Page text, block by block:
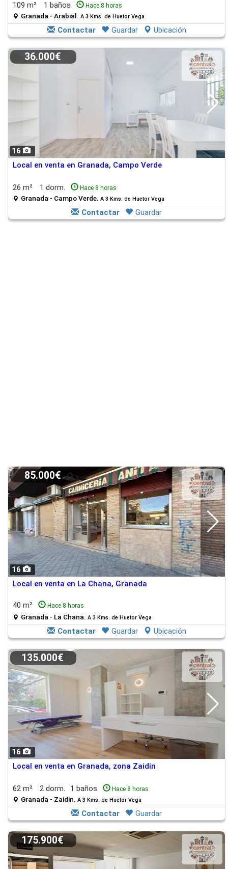
109 m² 1 baños Hace 8 horas
Granada - Arabial. A 3 Kms. de Huetor Vega
Contactar Guardar Ubicación
16
36.000€
Local en venta en Granada, Campo Verde
26 m² 1 dorm. Hace 8 horas
Granada - Campo Verde. A 3 Kms. de Huetor Vega
Contactar Guardar
16
85.000€
Local en venta en La Chana, Granada
40 m² Hace 8 horas
Granada - La Chana. A 3 Kms. de Huetor Vega
Contactar Guardar Ubicación
16
135.000€
Local en venta en Granada, zona Zaidin
62 m² 2 dorm. 1 baños Hace 8 horas
Granada - Zaidin. A 3 Kms. de Huetor Vega
Contactar Guardar
175.900€